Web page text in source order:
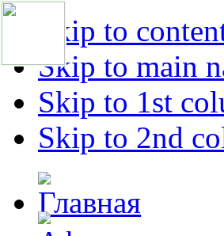
Skip to
Skip to main
Skip to 1st
Skip to 2nd